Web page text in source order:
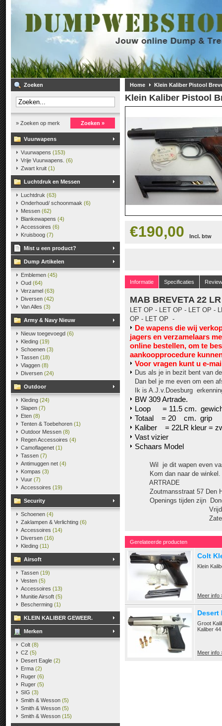
Zoeken
» Zoeken op merk Zoeken »
Vuurwapens
Vuurwapens (153)
Vrije Vuurwapens. (6)
Zwart kruit (1)
Luchtdruk en Messen
Luchtdruk (63)
Onderhoud/ schoonmaak (6)
Messen (62)
Blankewapens (4)
Accessoires (6)
Kruisboog (7)
Mist u een product?
Dump Artikelen
Emblemen (45)
Oud (64)
Verzamel (63)
Diversen (42)
Van Alles (3)
Army & Navy Nieuw
Nieuw toegevoegd (6)
Kleding (19)
Schoenen (3)
Tassen (18)
Vlaggen (8)
Diversen (24)
Outdoor
Kleding (24)
Slapen (7)
Eten (8)
Tenten & Toebehoren (1)
Outdoor Messen (8)
Regen Accessoires (4)
Camoflagenet (1)
Tassen (7)
Antimuggen net (4)
Kompas (3)
Vuur (7)
Accessoires (19)
Security
Schoenen (4)
Zaklampen & Verlichting (6)
Accessoires (14)
Diversen (16)
Kleding (11)
Airsoft
Tassen (19)
Vesten (5)
Accessoires (13)
Munitie Airsoft (5)
Bescherming (1)
KLEIN KALIBER GEWEER.
Merken
Colt (8)
CZ (5)
Desert Eagle (2)
Erma (2)
Ruger (6)
Ruger (5)
SIG (3)
Smith & Wesson (5)
Smith & Wesson (5)
Smith & Wesson (15)
Home Klein Kaliber Pistool
Klein Kaliber Pistool
€190,00 Incl. btw
Informatie Specificaties
MAB BREVETA 22 LR
LET OP - LET OP - LET OP -
OP - LET OP -
De wapens die wij
jagers en verzamelaars
online bestellen, om te
aankoopprocedure
Voor vragen kunt u e-
Dus als je in bezit bent van
Dan bel je me even om een
Ik is A.J.v.Doesburg
BW 309 Artrade.
Loop = 11.5 cm.
Totaal = 20 cm. grip
Kaliber = 22LR kleur =
Vast vizier
Schaars Model
Wil je dit wapen even
Kom dan naar de winkel.
ARTRADE
Zoutmansstraat 57 Den
Openings tijden zijn
Vrijdag 10.00 tot
Zaterdag
Gerelateerde producten
Colt
Klein
Meer info
Desert
Groot
Kaliber
Meer info